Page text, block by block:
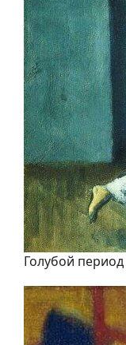
Голубой период